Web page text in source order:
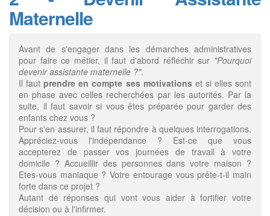
Maternelle
Avant de s'engager dans les démarches administratives
pour faire ce métier, il faut d'abord réfléchir sur "Pourquoi
devenir assistante maternelle ?".
Il fautprendre en compte ses motivationset si elles sont
en phase avec celles recherchées par les autorités. Par la
suite, il faut savoir si vous êtes préparée pour garder des
enfants chez vous ?
Pour s'en assurer, il faut répondre à quelques interrogations.
Appréciez-vous l'indépendance ? Est-ce que vous
accepterez de passer vos journées de travail à votre
domicile ? Accueillir des personnes dans votre maison ?
Etes-vous maniaque ? Votre entourage vous prête-t-il main
forte dans ce projet ?
Autant de réponses qui vont vous aider à fortifier votre
décision ou à l'infirmer.